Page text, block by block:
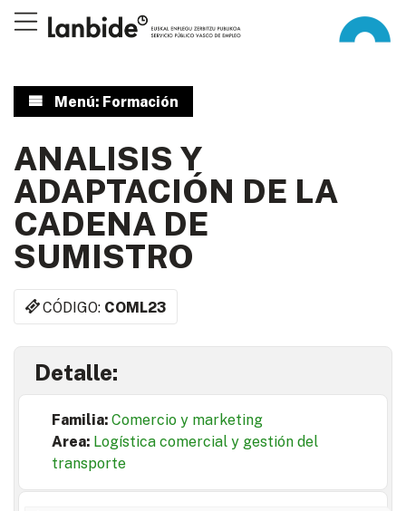
Menú: Formación
ANALISIS Y
ADAPTACIÓN DE LA
CADENA DE
SUMISTRO
CÓDIGO: COML23
Detalle:
Familia: Comercio y marketing
Area: Logística comercial y gestión del
transporte